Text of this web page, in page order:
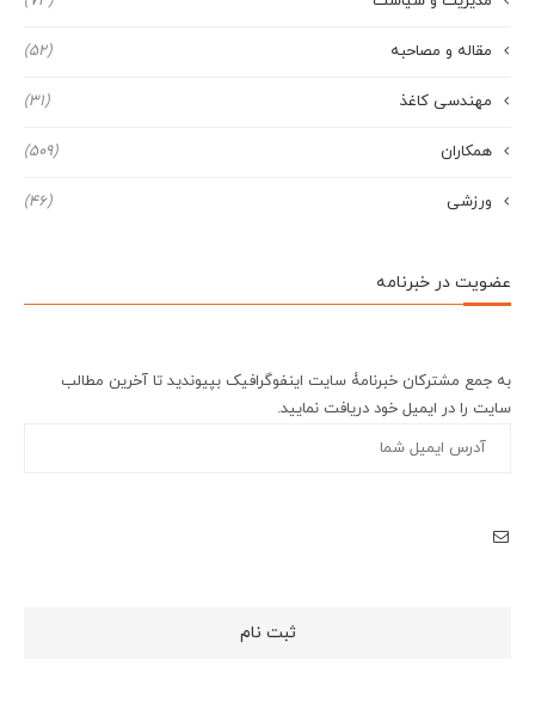
مقاله و مصاحبه (52)
مهندسی کاغذ (31)
همکاران (509)
ورزشی (46)
عضویت در خبرنامه
به جمع مشترکان خبرنامۀ سایت اینفوگرافیک بپیوندید تا آخرین مطالب
سایت را در ایمیل خود دریافت نمایید.